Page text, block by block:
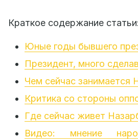
Краткое содержание статьи:
Юные годы бывшего
Президент, много
Чем сейчас занимается
Критика со стороны
Где сейчас живет
Видео: мнение